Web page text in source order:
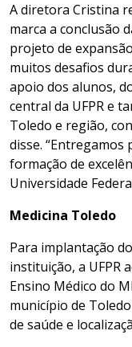
A diretora Cristina
marca a conclusão
projeto de
muitos desafios
apoio dos alunos,
central da UFPR e
Toledo e região,
disse. “Entregamos
formação de
Universidade
Medicina Toledo
Para implantação
instituição, a UFPR
Ensino Médico do
município de
de saúde e